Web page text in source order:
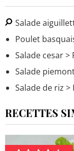
Salade
Poulet
Salade cesar>
Salade
Salade de riz >
RECETTES